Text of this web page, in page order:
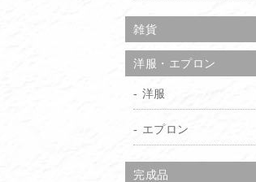
雑貨
洋服・エプロン
洋服
エプロン
完成品